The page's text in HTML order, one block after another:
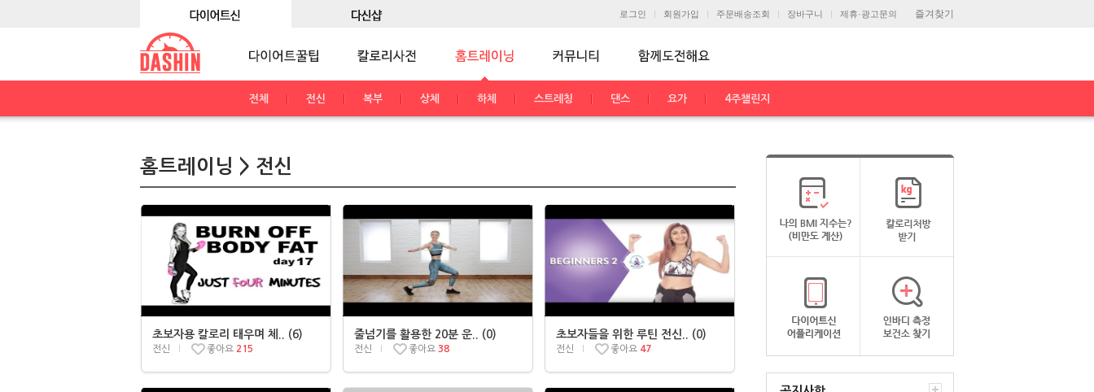
즐겨찾기
로그인 회원가입 주문배송조회 장바구니 제휴·광고문의
전체 전신 복부 상체 하체 스트레칭 댄스 요가 4주챌린지
홈트레이닝 > 전신
초보자용 칼로리 태우며 체.. (6)
전신 좋아요 215
줄넘기를 활용한 20분 운.. (0)
전신 좋아요 38
초보자들을 위한 루틴 전신.. (0)
전신 좋아요 47